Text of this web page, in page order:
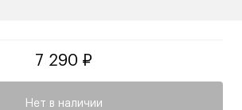
7 290 ₽
Нет в наличии